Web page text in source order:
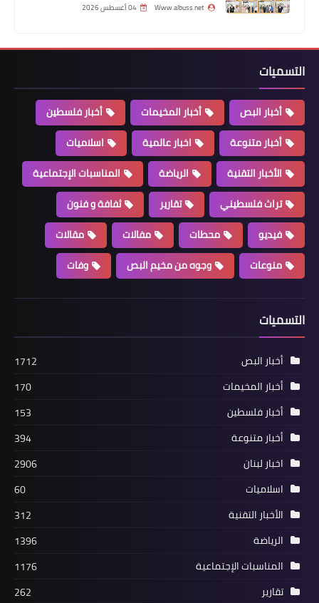
6 تطبيقات مبهرة على مستخدم واتساب
معرفتها
أبرزها المسحراتي والفانوس.. عادات
رمضانية قديمة أخفتها التكنولوجيا
أخبار البص
المباراة السابعة من دورة شهر رمضان
لكرة القدم في مخيم البص
Www.albuss.net 04 أغسطس 2026
التسميات
أخبار البص أخبار المخيمات
أخبار فلسطين
أخبار متنوعة
اخبار عالمية
اسلاميات
الأخبار التقنية
الرياضة
المناسبات الإجتماعية
تراث فلسطيني
تقارير
ثفافة و فنون
فيديو
محطات مفالات
مقالات
منوعات
وجوه من مخيم البص وفات
التسميات
أخبار البص
1712
أخبار المخيمات
170
أخبار فلسطين
153
أخبار متنوعة
394
اخبار لبنان
2906
اسلاميات
60
الأخبار التقنية
312
الرياضة
1396
المناسبات الإجتماعية
1176
تقارير
262